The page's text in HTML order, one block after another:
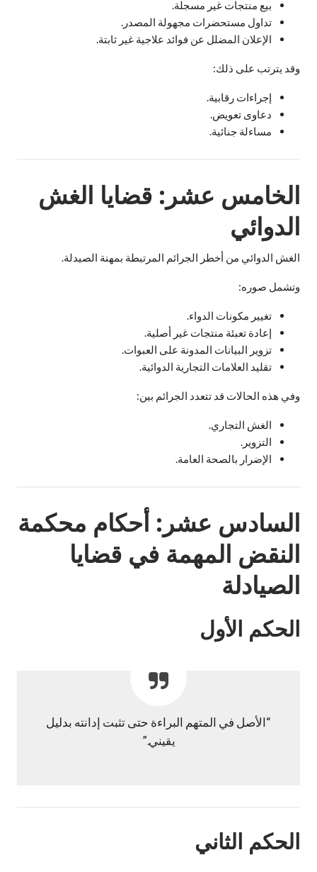
بيع منتجات غير مسجلة.
تداول مستحضرات مجهولة المصدر.
الإعلان المضلل عن فوائد علاجية غير ثابتة.
وقد يترتب على ذلك:
إجراءات رقابية.
دعاوى تعويض.
مساءلة جنائية.
الخامس عشر: قضايا الغش
الدوائي
الغش الدوائي من أخطر الجرائم المرتبطة بمهنة الصيدلة.
وتشمل صوره:
تغيير مكونات الدواء.
إعادة تعبئة منتجات غير أصلية.
تزوير البيانات المدونة على العبوات.
تقليد العلامات التجارية الدوائية.
وفي هذه الحالات قد تتعدد الجرائم بين:
الغش التجاري.
التزوير.
الإضرار بالصحة العامة.
السادس عشر: أحكام محكمة
النقض المهمة في قضايا
الصيادلة
الحكم الأول
“الأصل في المتهم البراءة حتى تثبت إدانته بدليل
يقيني.”
الحكم الثاني